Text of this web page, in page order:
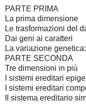
PARTE PRIMA
La prima dimensione
Le trasformazioni del
Dai geni ai caratteri
La variazione
PARTE SECONDA
Tre dimensioni in più
I sistemi ereditari
I sistemi ereditari
Il sistema ereditario